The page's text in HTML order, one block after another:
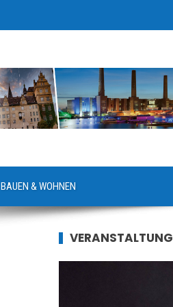
BAUEN & WOHNEN
VERANSTALTUNG